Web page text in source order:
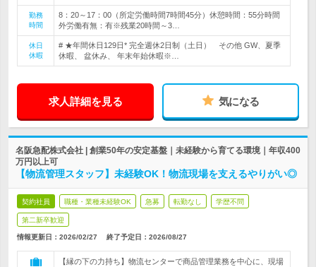
勤務
時間
8：20～17：00（所定労働時間7時間45分）休憩時間：55分時間
外労働有無：有※残業20時間～3…
休日
休暇
# ★年間休日129日* 完全週休2日制（土日） その他 GW、夏季
休暇、 盆休み、 年末年始休暇※…
求人詳細を見る 気になる
名阪急配株式会社 | 創業50年の安定基盤｜未経験から育てる環境｜年収400
万円以上可
【物流管理スタッフ】未経験OK！物流現場を支えるやりがい◎
契約社員 職種・業種未経験OK 急募 転勤なし 学歴不問
第二新卒歓迎
情報更新日：2026/02/27 終了予定日： 2026/08/27
【縁の下の力持ち】物流センターで商品管理業務を中心に、現場